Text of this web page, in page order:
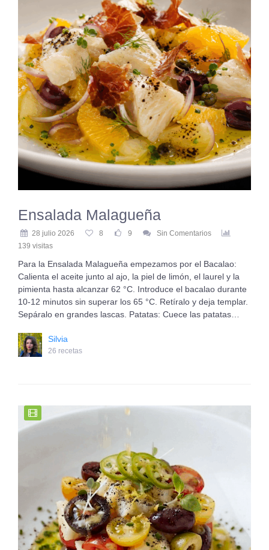
Ensalada Malagueña
28 julio 2026 8 9
Sin Comentarios
139 visitas
Para la Ensalada Malagueña empezamos por el Bacalao:
Calienta el aceite junto al ajo, la piel de limón, el laurel y la
pimienta hasta alcanzar 62 °C. Introduce el bacalao durante
10-12 minutos sin superar los 65 °C. Retíralo y deja templar.
Sepáralo en grandes lascas. Patatas: Cuece las patatas…
Silvia
26 recetas